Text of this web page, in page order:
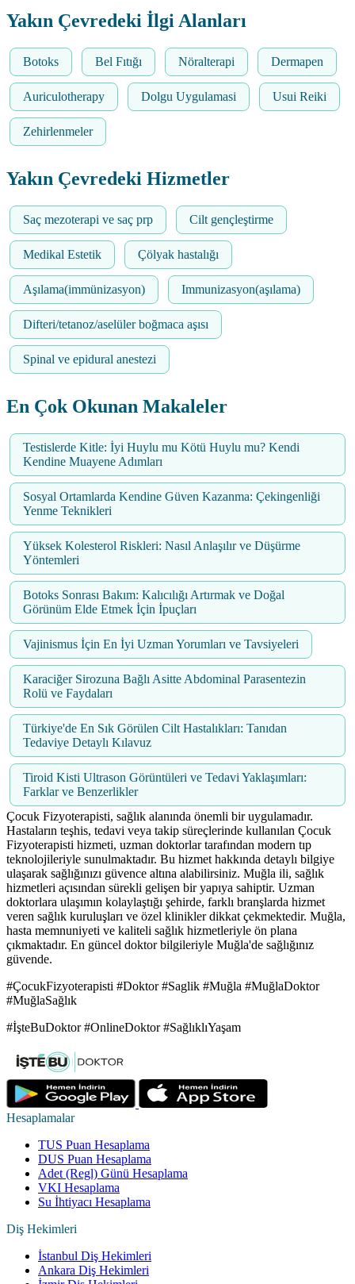
Yakın Çevredeki İlgi Alanları
Botoks Bel Fıtığı Nöralterapi Dermapen
Auriculotherapy Dolgu Uygulamasi Usui Reiki
Zehirlenmeler
Yakın Çevredeki Hizmetler
Saç mezoterapi ve saç prp Cilt gençleştirme
Medikal Estetik Çölyak hastalığı
Aşılama(immünizasyon) Immunizasyon(aşılama)
Difteri/tetanoz/aselüler boğmaca aşısı
Spinal ve epidural anestezi
En Çok Okunan Makaleler
Testislerde Kitle: İyi Huylu mu Kötü Huylu mu? Kendi
Kendine Muayene Adımları
Sosyal Ortamlarda Kendine Güven Kazanma: Çekingenliği
Yenme Teknikleri
Yüksek Kolesterol Riskleri: Nasıl Anlaşılır ve Düşürme
Yöntemleri
Botoks Sonrası Bakım: Kalıcılığı Artırmak ve Doğal
Görünüm Elde Etmek İçin İpuçları
Vajinismus İçin En İyi Uzman Yorumları ve Tavsiyeleri
Karaciğer Sirozuna Bağlı Asitte Abdominal Parasentezin
Rolü ve Faydaları
Türkiye'de En Sık Görülen Cilt Hastalıkları: Tanıdan
Tedaviye Detaylı Kılavuz
Tiroid Kisti Ultrason Görüntüleri ve Tedavi Yaklaşımları:
Farklar ve Benzerlikler
Çocuk Fizyoterapisti, sağlık alanında önemli bir uygulamadır.
Hastaların teşhis, tedavi veya takip süreçlerinde kullanılan Çocuk
Fizyoterapisti hizmeti, uzman doktorlar tarafından modern tıp
teknolojileriyle sunulmaktadır. Bu hizmet hakkında detaylı bilgiye
ulaşarak sağlığınızı güvence altına alabilirsiniz. Muğla ili, sağlık
hizmetleri açısından sürekli gelişen bir yapıya sahiptir. Uzman
doktorlara ulaşımın kolaylaştığı şehirde, farklı branşlarda hizmet
veren sağlık kuruluşları ve özel klinikler dikkat çekmektedir. Muğla,
hasta memnuniyeti ve kaliteli sağlık hizmetleriyle ön plana
çıkmaktadır. En güncel doktor bilgileriyle Muğla'de sağlığınız
güvende.
#ÇocukFizyoterapisti #Doktor #Saglik #Muğla #MuğlaDoktor
#MuğlaSağlık
#İşteBuDoktor #OnlineDoktor #SağlıklıYaşam
Hesaplamalar
TUS Puan Hesaplama
DUS Puan Hesaplama
Adet (Regl) Günü Hesaplama
VKI Hesaplama
Su İhtiyacı Hesaplama
Diş Hekimleri
İstanbul Diş Hekimleri
Ankara Diş Hekimleri